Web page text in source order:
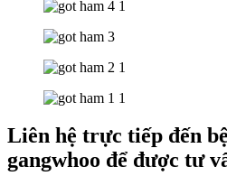
Liên hệ trực tiếp đến
gangwhoo để được tư